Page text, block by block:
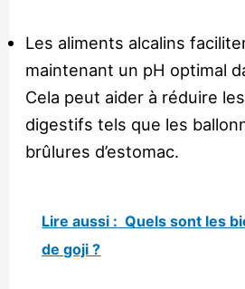
Les aliments alcalins
maintenant un pH optimal
Cela peut aider à réduire
digestifs tels que les
brûlures d’estomac.
Lire aussi : Quels sont les
de goji ?